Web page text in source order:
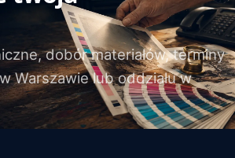
dobór materiałów, terminy
Warszawie lub oddziału w